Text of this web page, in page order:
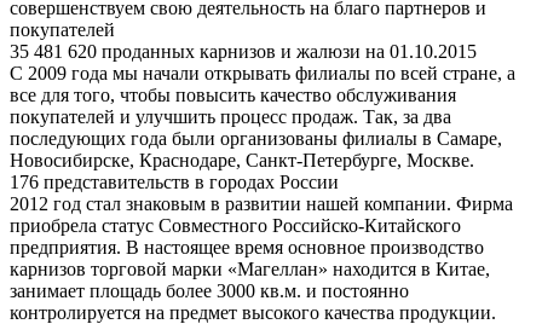
совершенствуем свою деятельность на благо партнеров и
покупателей
35 481 620 проданных карнизов и жалюзи на 01.10.2015
С 2009 года мы начали открывать филиалы по всей стране, а
все для того, чтобы повысить качество обслуживания
покупателей и улучшить процесс продаж. Так, за два
последующих года были организованы филиалы в Самаре,
Новосибирске, Краснодаре, Санкт-Петербурге, Москве.
176 представительств в городах России
2012 год стал знаковым в развитии нашей компании. Фирма
приобрела статус Совместного Российско-Китайского
предприятия. В настоящее время основное производство
карнизов торговой марки «Магеллан» находится в Китае,
занимает площадь более 3000 кв.м. и постоянно
контролируется на предмет высокого качества продукции.